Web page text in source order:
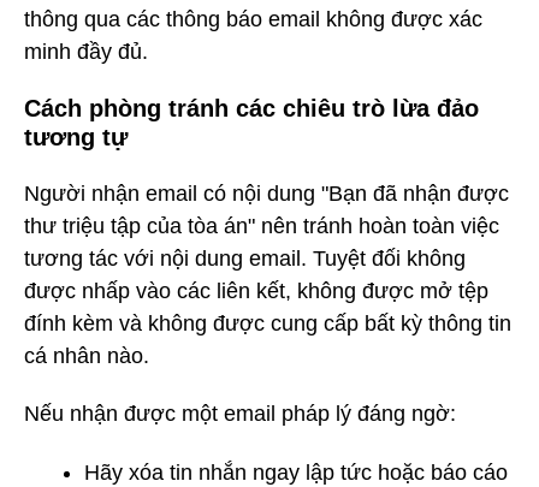
thông qua các thông báo email không được xác
minh đầy đủ.
Cách phòng tránh các chiêu trò lừa đảo
tương tự
Người nhận email có nội dung "Bạn đã nhận được
thư triệu tập của tòa án" nên tránh hoàn toàn việc
tương tác với nội dung email. Tuyệt đối không
được nhấp vào các liên kết, không được mở tệp
đính kèm và không được cung cấp bất kỳ thông tin
cá nhân nào.
Nếu nhận được một email pháp lý đáng ngờ:
Hãy xóa tin nhắn ngay lập tức hoặc báo cáo